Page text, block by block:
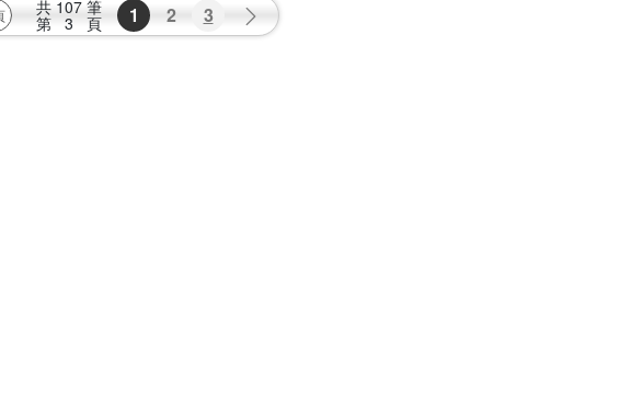
共 107 筆
第 3 頁 1 2 3